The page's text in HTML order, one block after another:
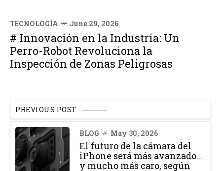
TECNOLOGÍA June 29, 2026
# Innovación en la Industria: Un
Perro-Robot Revoluciona la
Inspección de Zonas Peligrosas
PREVIOUS POST
BLOG May 30, 2026
El futuro de la cámara del
iPhone será más avanzado...
y mucho más caro, según